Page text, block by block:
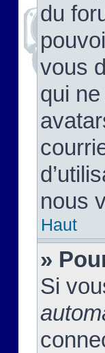
du
vous
qui
nous
Haut
»
Si